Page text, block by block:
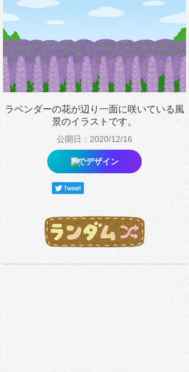
ラベンダーの花が辺り一面に咲いている風
景のイラストです。
公開日：2020/12/16
でデザイン